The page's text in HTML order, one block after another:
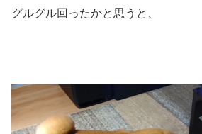
グルグル回ったかと思うと、